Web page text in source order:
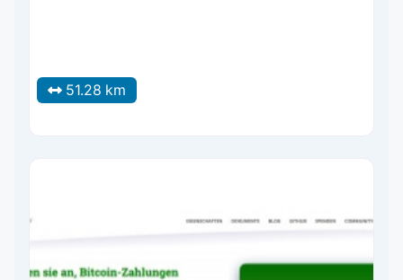
51.28 km